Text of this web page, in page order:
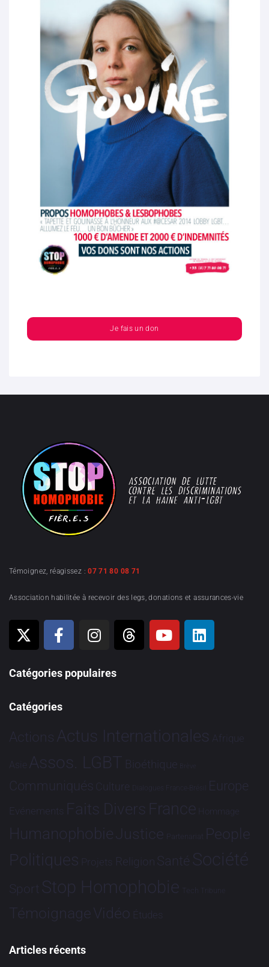
Je fais un don
Témoignez, réagissez :07 71 80 08 71
Association habilitée à recevoir des legs, donations et assurances-vie
Catégories populaires
Catégories
Actions Actus Internationales Afrique
Asie Assos. LGBT Bioéthique Brève
Communiqués Culture Dialogues France-Brésil Europe
Evénements Faits Divers France Hommage
HumanophobieJustice Partenariat People
Politiques Projets Religion Santé Société
Sport Stop Homophobie Tech Tribune
TémoignageVidéo Études
Articles récents